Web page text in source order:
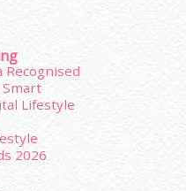
Recognised
Lifestyle
2026